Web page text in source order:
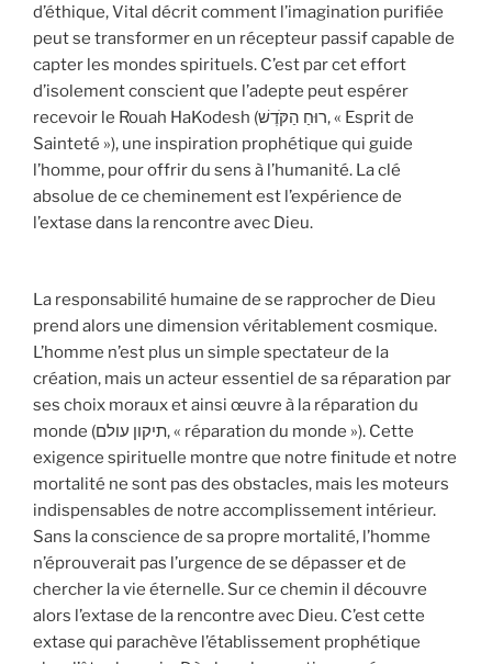
d’éthique, Vital décrit comment l’imagination purifiée
peut se transformer en un récepteur passif capable de
capter les mondes spirituels. C’est par cet effort
d’isolement conscient que l’adepte peut espérer
recevoir le Rouah HaKodesh (רוּחַ הַקֹּדֶשׁ, « Esprit de
Sainteté »), une inspiration prophétique qui guide
l’homme, pour offrir du sens à l’humanité. La clé
absolue de ce cheminement est l’expérience de
l’extase dans la rencontre avec Dieu.
La responsabilité humaine de se rapprocher de Dieu
prend alors une dimension véritablement cosmique.
L’homme n’est plus un simple spectateur de la
création, mais un acteur essentiel de sa réparation par
ses choix moraux et ainsi œuvre à la réparation du
monde (תיקון עולם, « réparation du monde »). Cette
exigence spirituelle montre que notre finitude et notre
mortalité ne sont pas des obstacles, mais les moteurs
indispensables de notre accomplissement intérieur.
Sans la conscience de sa propre mortalité, l’homme
n’éprouverait pas l’urgence de se dépasser et de
chercher la vie éternelle. Sur ce chemin il découvre
alors l’extase de la rencontre avec Dieu. C’est cette
extase qui parachève l’établissement prophétique